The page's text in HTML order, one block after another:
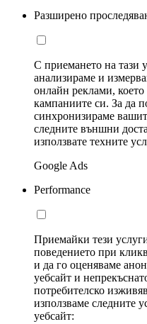
Разширено
С приемането на тази
анализираме и
онлайн реклами,
кампаниите си. За да
синхронизираме
следните външни
използвате техните
Google Ads
Performance
Приемайки тези
поведението при
и да го оценяваме
уебсайт и
потребителско
използваме следните
уебсайт: